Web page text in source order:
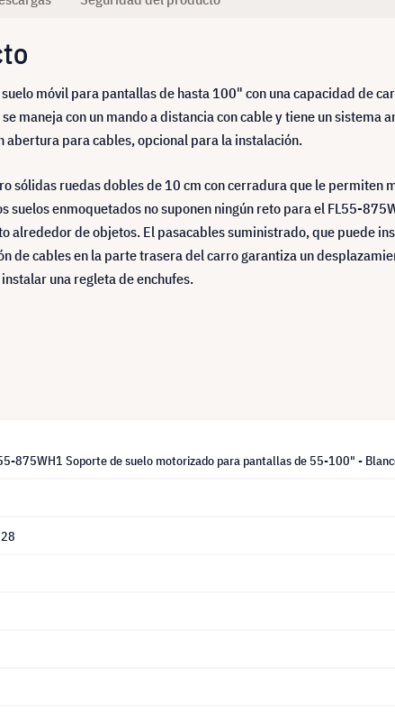
móvil para pantallas de hasta 100" con una capacidad de
maneja con un mando a distancia con cable y tiene un sistema
para cables, opcional para la instalación.
sólidas ruedas dobles de 10 cm con cerradura que le permiten
suelos enmoquetados no suponen ningún reto para el FL55-
de objetos. El pasacables suministrado, que puede
de cables en la parte trasera del carro garantiza un
una regleta de enchufes.
875WH1 Soporte de suelo motorizado para pantallas de 55-100" -